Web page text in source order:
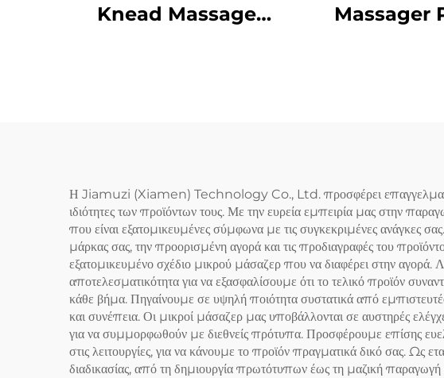
Knead Massage
Massager
Η Jiamuzi (Xiamen) Technology Co., Ltd. προσφέρει επαγγελματικές
ιδιότητες των προϊόντων τους. Με την ευρεία εμπειρία μας στην
που είναι εξατομικευμένες σύμφωνα με τις συγκεκριμένες ανάγκες
μάρκας σας, την προορισμένη αγορά και τις προδιαγραφές του
εξατομικευμένο σχέδιο μικρού μάσαζερ που να διαφέρει στην
αποτελεσματικότητα για να εξασφαλίσουμε ότι το τελικό προϊόν
κάθε βήμα. Πηγαίνουμε σε υψηλή ποιότητα συστατικά από
και συνέπεια. Οι μικροί μάσαζερ μας υποβάλλονται σε αυστηρές
για να συμμορφωθούν με διεθνείς πρότυπα. Προσφέρουμε επίσης
στις λειτουργίες, για να κάνουμε το προϊόν πραγματικά δικό σας.
διαδικασίας, από τη δημιουργία πρωτότυπων έως τη μαζική παραγωγή